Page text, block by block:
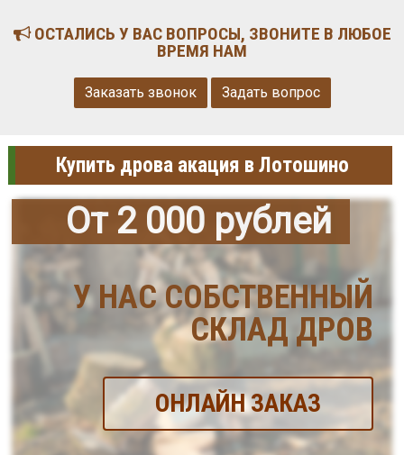
ОСТАЛИСЬ У ВАС ВОПРОСЫ, ЗВОНИТЕ В ЛЮБОЕ
ВРЕМЯ НАМ
Заказать звонок Задать вопрос
Купить дрова акация в Лотошино
От 2 000 рублей
У НАС СОБСТВЕННЫЙ
СКЛАД ДРОВ
ОНЛАЙН ЗАКАЗ